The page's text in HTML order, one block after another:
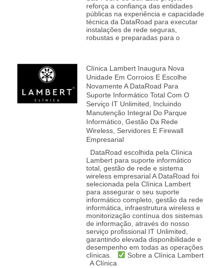
reforça a confiança das entidades
públicas na experiência e capacidade
técnica da DataRoad para executar
instalações de rede seguras,
robustas e preparadas para o
Clínica Lambert Inaugura Nova
Unidade Em Corroios E Escolhe
Novamente A DataRoad Para
Suporte Informático Total Com O
Serviço IT Unlimited, Incluindo
Manutenção Integral Do Parque
Informático, Gestão Da Rede
Wireless, Servidores E Firewall
Empresarial
DataRoad escolhida pela Clínica
Lambert para suporte informático
total, gestão de rede e sistema
wireless empresarial A DataRoad foi
selecionada pela Clínica Lambert
para assegurar o seu suporte
informático completo, gestão da rede
informática, infraestrutura wireless e
monitorização contínua dos sistemas
de informação, através do nosso
serviço profissional IT Unlimited,
garantindo elevada disponibilidade e
desempenho em todas as operações
clínicas.
Sobre a Clínica Lambert
A Clínica